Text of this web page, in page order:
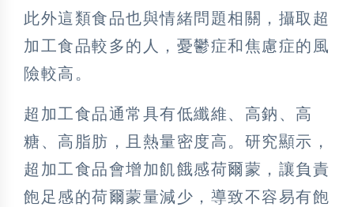
此外這類食品也與情緒問題相關，攝取超
加工食品較多的人，憂鬱症和焦慮症的風
險較高。
超加工食品通常具有低纖維、高鈉、高
糖、高脂肪，且熱量密度高。研究顯示，
超加工食品會增加飢餓感荷爾蒙，讓負責
飽足感的荷爾蒙量減少，導致不容易有飽